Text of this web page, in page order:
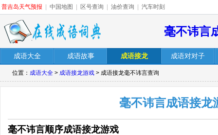
普吉岛天气预报 中国地图 区号查询 油价查询 汽车时刻
毫不讳言
成语大全 成语故事 成语接龙 成语对对子
位置： 成语大全 > 成语接龙游戏 > 成语接龙毫不讳言查询
毫不讳言成语接龙
毫不讳言顺序成语接龙游戏